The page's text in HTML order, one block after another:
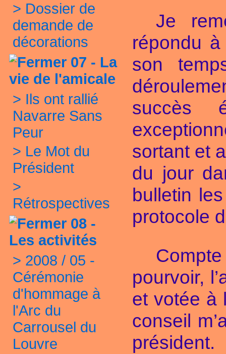
> Dossier de
demande de
décorations
07 - La
vie de l'amicale
> Ils ont rallié
Navarre Sans
Peur
> Le Mot du
Président
>
Rétrospectives
08 -
Les activités
> 2008 / 05 -
Cérémonie
d'hommage à
l'Arc du
Carrousel du
Louvre
Je
répondu
son
succès
sortant et
du jour
bulletin
protocole
pourvoir,
et votée à
conseil
président.